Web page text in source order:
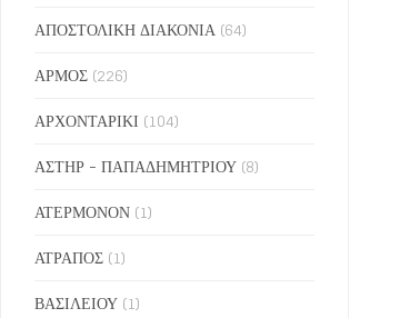
ΑΠΟΣΤΟΛΙΚΗ ΔΙΑΚΟΝΙΑ (64)
ΑΡΜΟΣ (226)
ΑΡΧΟΝΤΑΡΙΚΙ (104)
ΑΣΤΗΡ - ΠΑΠΑΔΗΜΗΤΡΙΟΥ (8)
ΑΤΕΡΜΟΝΟΝ (1)
ΑΤΡΑΠΟΣ (1)
ΒΑΣΙΛΕΙΟΥ (1)